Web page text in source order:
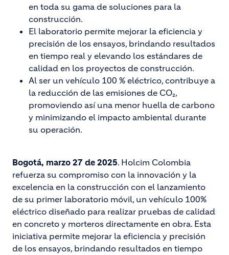
en toda su gama de soluciones para la
construcción.
El laboratorio permite mejorar la eficiencia y
precisión de los ensayos, brindando resultados
en tiempo real y elevando los estándares de
calidad en los proyectos de construcción.
Al ser un vehículo 100 % eléctrico, contribuye a
la reducción de las emisiones de CO₂,
promoviendo así una menor huella de carbono
y minimizando el impacto ambiental durante
su operación.
Bogotá, marzo 27 de 2025. Holcim Colombia
refuerza su compromiso con la innovación y la
excelencia en la construcción con el lanzamiento
de su primer laboratorio móvil, un vehículo 100%
eléctrico diseñado para realizar pruebas de calidad
en concreto y morteros directamente en obra. Esta
iniciativa permite mejorar la eficiencia y precisión
de los ensayos, brindando resultados en tiempo